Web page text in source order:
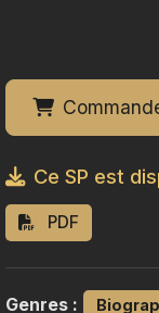
Ce SP est
PDF
Genres :